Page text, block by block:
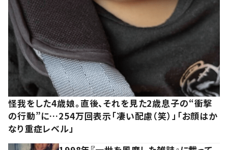
怪我をした4歳娘。直後、それを見た2歳息子の“衝撃
の行動”に…254万回表示「凄い配慮（笑）」「お顔はか
なり重症レベル」